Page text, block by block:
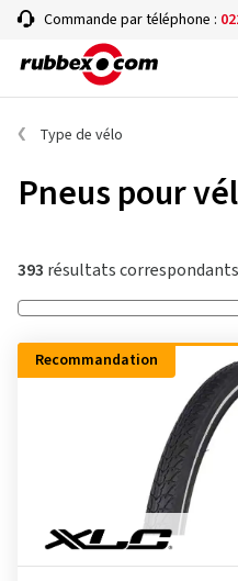
Commande par téléphone :
Type de vélo
Pneus pour
393 résultats correspondants
Recommandation